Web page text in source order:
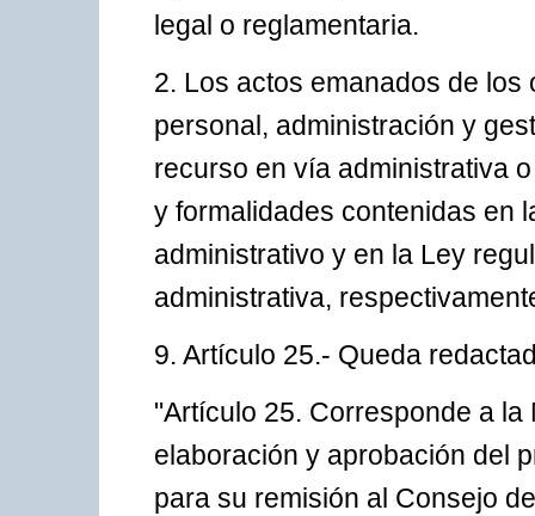
legal o reglamentaria.
2. Los actos emanados de
personal, administración y
recurso en vía administrativa
y formalidades contenidas en
administrativo y en la Ley
administrativa,
9. Artículo 25.- Queda
"Artículo 25. Corresponde a
elaboración y aprobación del
para su remisión al Consejo